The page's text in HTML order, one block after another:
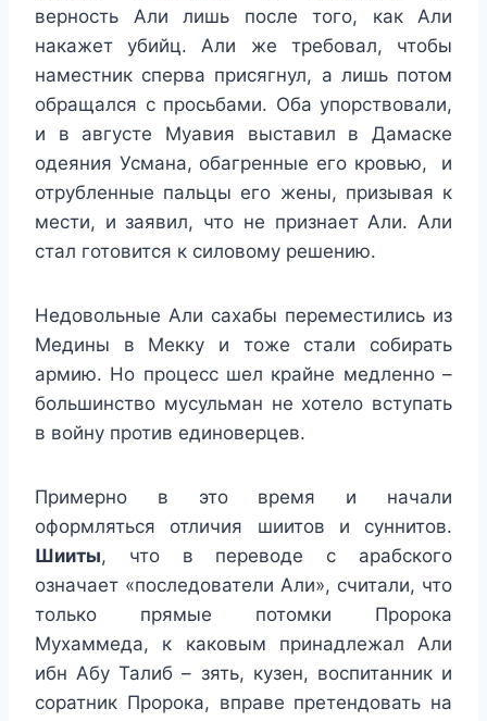
верность Али лишь после того, как Али
накажет убийц. Али же требовал, чтобы
наместник сперва присягнул, а лишь потом
обращался с просьбами. Оба упорствовали,
и в августе Муавия выставил в Дамаске
одеяния Усмана, обагренные его кровью, и
отрубленные пальцы его жены, призывая к
мести, и заявил, что не признает Али. Али
стал готовится к силовому решению.
Недовольные Али сахабы переместились из
Медины в Мекку и тоже стали собирать
армию. Но процесс шел крайне медленно –
большинство мусульман не хотело вступать
в войну против единоверцев.
Примерно в это время и начали
оформляться отличия шиитов и суннитов.
Шииты, что в переводе с арабского
означает «последователи Али», считали, что
только прямые потомки Пророка
Мухаммеда, к каковым принадлежал Али
ибн Абу Талиб – зять, кузен, воспитанник и
соратник Пророка, вправе претендовать на